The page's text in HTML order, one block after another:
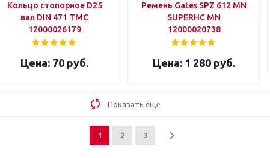
Кольцо стопорное D25
вал DIN 471 ТМС
12000026179
70 руб.
Ремень Gates SPZ 612 MN
SUPERHC MN
12000020738
1 280 руб.
Показать еще
1 2 3